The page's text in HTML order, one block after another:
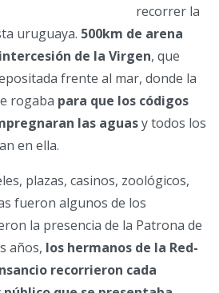
recorrer la
uruguaya. 500km de arena
de la Virgen, que
frente al mar, donde la
rogaba para que los códigos
las aguasy todos los
en ella.
plazas, casinos, zoológicos,
fueron algunos de los
la presencia de la Patrona de
años, los hermanos de la Red-
recorrieron cada